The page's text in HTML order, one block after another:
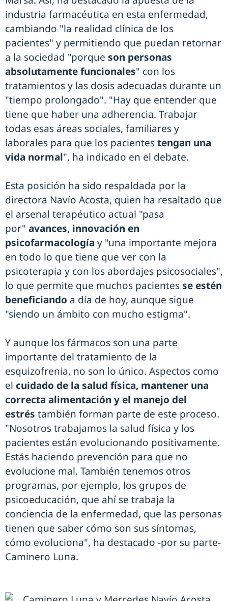
industria farmacéutica en esta enfermedad,
cambiando "la realidad clínica de los
pacientes" y permitiendo que puedan retornar
a la sociedad "porque son personas
absolutamente funcionales" con los
tratamientos y las dosis adecuadas durante un
"tiempo prolongado". "Hay que entender que
tiene que haber una adherencia. Trabajar
todas esas áreas sociales, familiares y
laborales para que los pacientestengan una
vida normal", ha indicado en el debate.
Esta posición ha sido respaldada por la
directora Navío Acosta, quien ha resaltado que
el arsenal terapéutico actual "pasa
por" avances, innovación en
psicofarmacología y "una importante mejora
en todo lo que tiene que ver con la
psicoterapia y con los abordajes psicosociales",
lo que permite que muchos pacientesse estén
beneficiando a día de hoy, aunque sigue
"siendo un ámbito con mucho estigma".
Y aunque los fármacos son una parte
importante del tratamiento de la
esquizofrenia, no son lo único. Aspectos como
el cuidado de la salud física, mantener una
correcta alimentación y el manejo del
estrés también forman parte de este proceso.
"Nosotros trabajamos la salud física y los
pacientes están evolucionando positivamente.
Estás haciendo prevención para que no
evolucione mal. También tenemos otros
programas, por ejemplo, los grupos de
psicoeducación, que ahí se trabaja la
conciencia de la enfermedad, que las personas
tienen que saber cómo son sus síntomas,
cómo evoluciona", ha destacado -por su parte-
Caminero Luna.